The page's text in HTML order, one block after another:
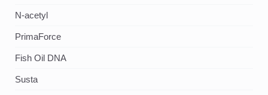
N-acetyl
PrimaForce
Fish Oil DNA
Susta